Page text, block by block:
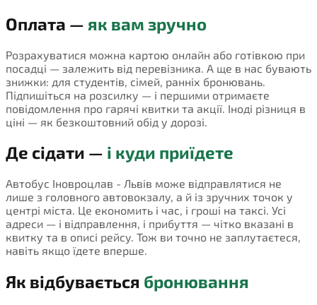
Оплата — як вам зручно
Розрахуватися можна картою онлайн або готівкою при
посадці — залежить від перевізника. А ще в нас бувають
знижки: для студентів, сімей, ранніх бронювань.
Підпишіться на розсилку — і першими отримаєте
повідомлення про гарячі квитки та акції. Іноді різниця в
ціні — як безкоштовний обід у дорозі.
Де сідати — і куди приїдете
Автобус Іновроцлав - Львів може відправлятися не
лише з головного автовокзалу, а й із зручних точок у
центрі міста. Це економить і час, і гроші на таксі. Усі
адреси — і відправлення, і прибуття — чітко вказані в
квитку та в описі рейсу. Тож ви точно не заплутаєтеся,
навіть якщо їдете вперше.
Як відбувається бронювання